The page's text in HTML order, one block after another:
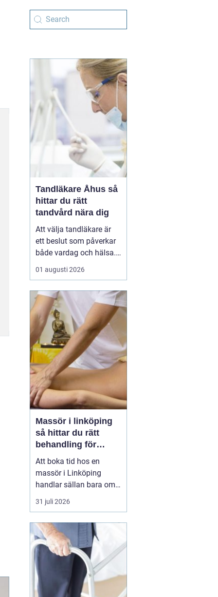
Tandläkare Åhus så
hittar du rätt
tandvård nära dig
Att välja tandläkare är
ett beslut som påverkar
både vardag och hälsa.
Den som söker
tandläkare åhus
som lagar hål. En trygg
kontakt, rimliga
väntetider och en lugn
miljö ...
01 augusti 2026
Massör i linköping
så hittar du rätt
behandling för
kropp och hälsa
Att boka tid hos en
massör i Linköping
handlar sällan bara om
att unna sig något skönt.
För många är massage
vardagen för att orka
arbeta, träna och leva ett
aktivt liv utan ständig
värk. En genomtänkt
massage kan minska
spänningar...
31 juli 2026